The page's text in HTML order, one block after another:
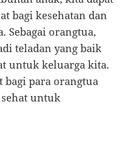
bagi kesehatan dan
Sebagai orangtua,
teladan yang baik
untuk keluarga kita.
bagi para orangtua
untuk